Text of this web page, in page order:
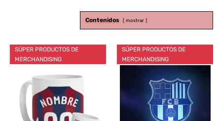
Contenidos mostrar
SÚPER PRODUCTOS DE
MERCHANDISING
SÚPER PRODUCTOS DE
MERCHANDISING